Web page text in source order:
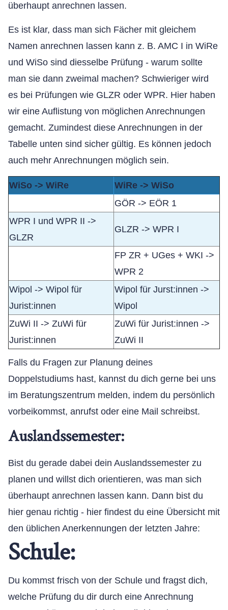
überhaupt anrechnen lassen.
Es ist klar, dass man sich Fächer mit gleichem
Namen anrechnen lassen kann z. B. AMC I in WiRe
und WiSo sind diesselbe Prüfung - warum sollte
man sie dann zweimal machen? Schwieriger wird
es bei Prüfungen wie GLZR oder WPR. Hier haben
wir eine Auflistung von möglichen Anrechnungen
gemacht. Zumindest diese Anrechnungen in der
Tabelle unten sind sicher gültig. Es können jedoch
auch mehr Anrechnungen möglich sein.
WiSo -> WiRe
WiRe -> WiSo
GÖR -> EÖR 1
WPR I und WPR II ->
GLZR
GLZR -> WPR I
FP ZR + UGes + WKI ->
WPR 2
Wipol -> Wipol für
Jurist:innen
Wipol für Jurst:innen ->
Wipol
ZuWi II -> ZuWi für
Jurist:innen
ZuWi für Jurist:innen ->
ZuWi II
Falls du Fragen zur Planung deines
Doppelstudiums hast, kannst du dich gerne bei uns
im Beratungszentrum melden, indem du persönlich
vorbeikommst, anrufst oder eine Mail schreibst.
Auslandssemester:
Bist du gerade dabei dein Auslandssemester zu
planen und willst dich orientieren, was man sich
überhaupt anrechnen lassen kann. Dann bist du
hier genau richtig - hier findest du eine Übersicht mit
den üblichen Anerkennungen der letzten Jahre:
Schule:
Du kommst frisch von der Schule und fragst dich,
welche Prüfung du dir durch eine Anrechnung